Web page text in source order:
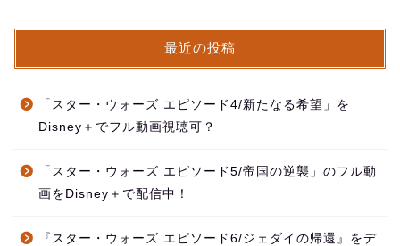
最近の投稿
「スター・ウォーズ エピソード4/新たなる希望」を
Disney＋でフル動画視聴可？
「スター・ウォーズ エピソード5/帝国の逆襲」のフル動
画をDisney＋で配信中！
『スター・ウォーズ エピソード6/ジェダイの帰還』をデ